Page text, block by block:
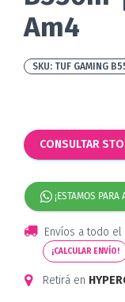
Am4
TUF GAMING
CONSULTAR
¡ESTAMOS PARA
Envíos a todo el
¡CALCULAR ENVÍO!
Retirá en